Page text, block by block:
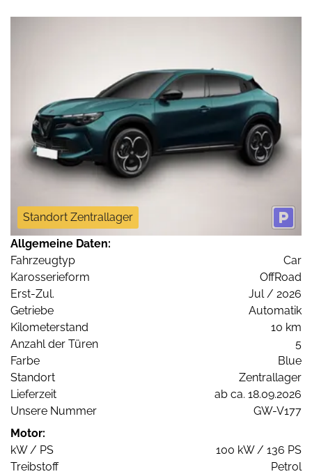
Standort Zentrallager
Allgemeine Daten:
Fahrzeugtyp
Car
Karosserieform
OffRoad
Erst-Zul.
Jul / 2026
Getriebe
Automatik
Kilometerstand
10 km
Anzahl der Türen
5
Farbe
Blue
Standort
Zentrallager
Lieferzeit
ab ca. 18.09.2026
Unsere Nummer
GW-V177
Motor:
kW / PS
100 kW / 136 PS
Treibstoff
Petrol